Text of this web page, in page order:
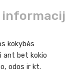
kokybės
ant bet kokio
odos ir kt.